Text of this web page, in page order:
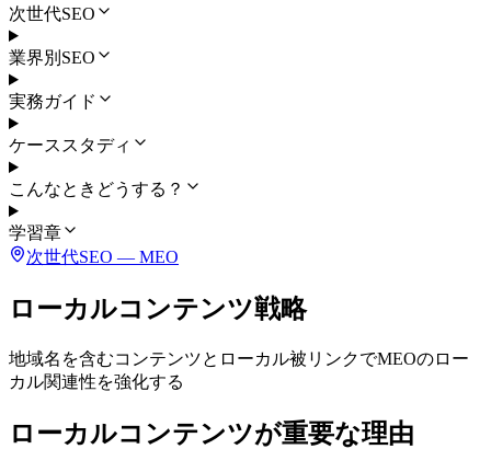
次世代SEO
業界別SEO
実務ガイド
ケーススタディ
こんなときどうする？
学習章
次世代SEO ― MEO
ローカルコンテンツ戦略
地域名を含むコンテンツとローカル被リンクでMEOのロー
カル関連性を強化する
ローカルコンテンツが重要な理由